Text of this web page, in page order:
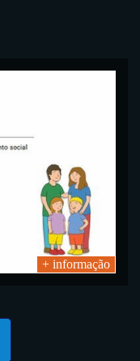
+ informação